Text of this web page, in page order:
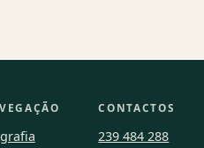
CONTACTOS
239 484 288